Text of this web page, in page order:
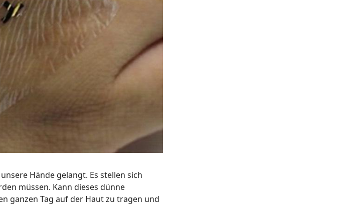
Hände gelangt. Es stellen sich
müssen. Kann dieses dünne
ganzen Tag auf der Haut zu tragen und